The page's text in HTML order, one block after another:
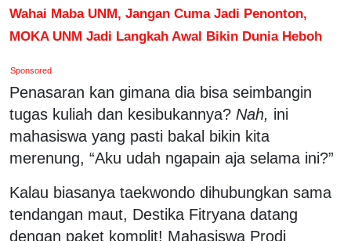
Wahai Maba UNM, Jangan Cuma Jadi Penonton,
MOKA UNM Jadi Langkah Awal Bikin Dunia Heboh
Sponsored
Penasaran kan gimana dia bisa seimbangin
tugas kuliah dan kesibukannya? Nah, ini
mahasiswa yang pasti bakal bikin kita
merenung, “Aku udah ngapain aja selama ini?”
Kalau biasanya taekwondo dihubungkan sama
tendangan maut, Destika Fitryana datang
dengan paket komplit! Mahasiswa Prodi